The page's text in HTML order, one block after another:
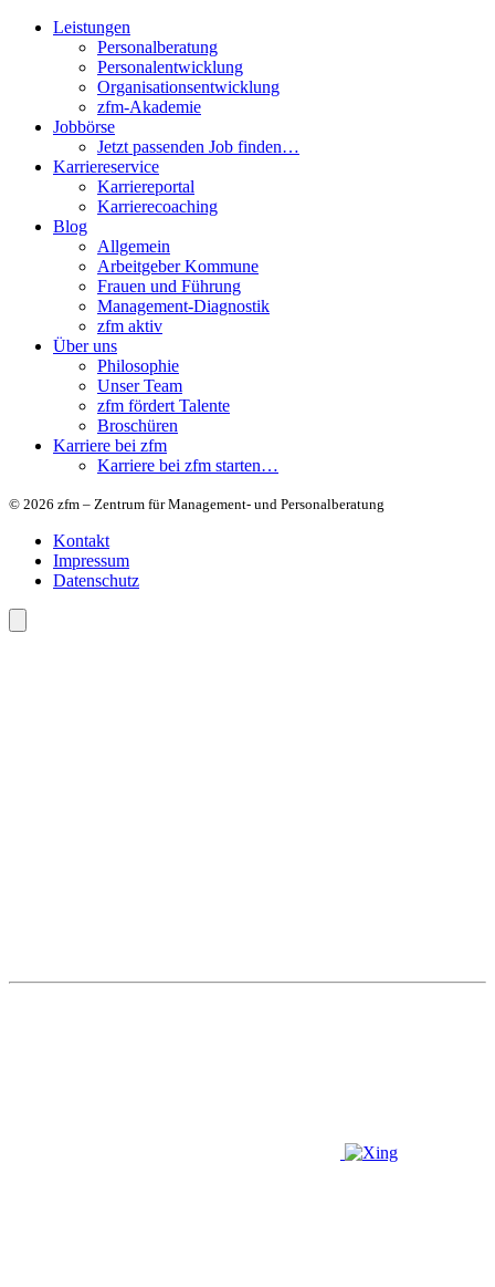
Leistungen
Personalberatung
Personalentwicklung
Organisationsentwicklung
zfm-Akademie
Jobbörse
Jetzt passenden Job finden…
Karriereservice
Karriereportal
Karrierecoaching
Blog
Allgemein
Arbeitgeber Kommune
Frauen und Führung
Management-Diagnostik
zfm aktiv
Über uns
Philosophie
Unser Team
zfm fördert Talente
Broschüren
Karriere bei zfm
Karriere bei zfm starten…
© 2026 zfm – Zentrum für Management- und Personalberatung
Kontakt
Impressum
Datenschutz